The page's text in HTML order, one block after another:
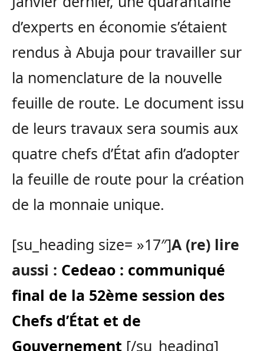
d’experts en économie s’étaient
rendus à Abuja pour travailler sur
la nomenclature de la nouvelle
feuille de route. Le document issu
de leurs travaux sera soumis aux
quatre chefs d’État afin d’adopter
la feuille de route pour la création
de la monnaie unique.
[su_heading size= »17″]A (re) lire
aussi : Cedeao : communiqué
final de la 52ème session des
Chefs d’État et de
Gouvernement [/su_heading]